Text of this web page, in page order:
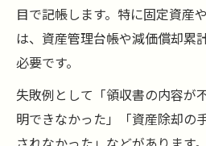
目で記帳します。特に固定資産
は、資産管理台帳や減価償却累
必要です。
失敗例として「領収書の内容が
明できなかった」「資産除却の